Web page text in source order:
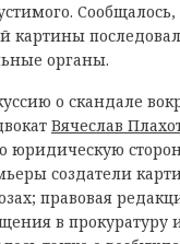
Сообщалось,
картины
органы.
о скандале
Вячеслав
юридическую
создатели
правовая
в прокуратуру